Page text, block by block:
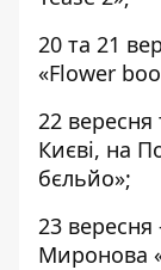
20 та 21
«Flower
22 вересня
Києві, на
бєльйо»;
23 вересня
Миронова